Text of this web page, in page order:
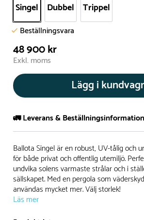
Singel Dubbel Trippel
Beställningsvara
48 900 kr
Exkl. moms
Lägg i
🚛 Leverans & Beställningsinformation
Normalt sätt tillverkar vi alla produkter
Detta gör vi för att garantera att du inte
som legat på en hylla under längre tid
livslängden på produkten.
Däremot har vi många produkter utan trä
Ballota Singel är en robust, UV-tålig och
för både privat och offentlig utemiljö.
undvika solens varmaste strålar och i
sällskapet. Med en pergola som
användas mycket mer. Välj storlek!
Läs mer